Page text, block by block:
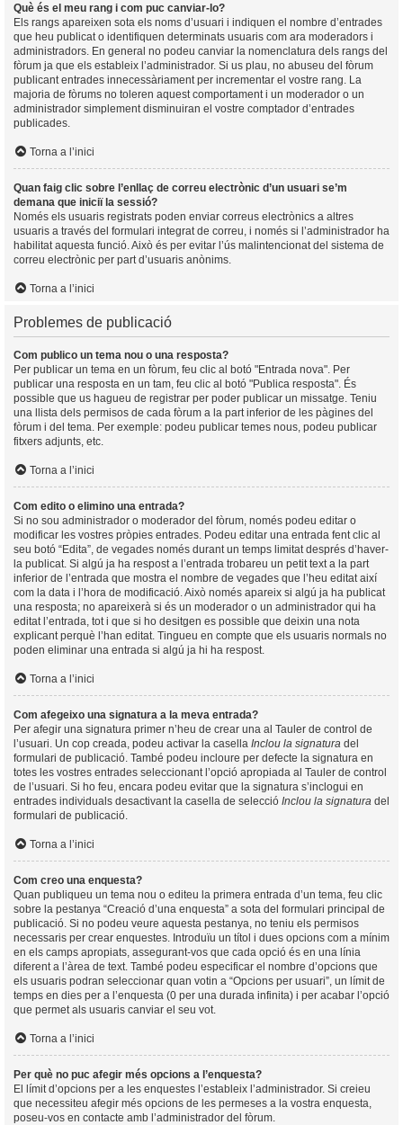
Què és el meu rang i com puc canviar-lo?
Els rangs apareixen sota els noms d’usuari i indiquen el nombre d’entrades
que heu publicat o identifiquen determinats usuaris com ara moderadors i
administradors. En general no podeu canviar la nomenclatura dels rangs del
fòrum ja que els estableix l’administrador. Si us plau, no abuseu del fòrum
publicant entrades innecessàriament per incrementar el vostre rang. La
majoria de fòrums no toleren aquest comportament i un moderador o un
administrador simplement disminuiran el vostre comptador d’entrades
publicades.
Torna a l’inici
Quan faig clic sobre l’enllaç de correu electrònic d’un usuari se’m
demana que iniciï la sessió?
Només els usuaris registrats poden enviar correus electrònics a altres
usuaris a través del formulari integrat de correu, i només si l’administrador ha
habilitat aquesta funció. Això és per evitar l’ús malintencionat del sistema de
correu electrònic per part d’usuaris anònims.
Torna a l’inici
Problemes de publicació
Com publico un tema nou o una resposta?
Per publicar un tema en un fòrum, feu clic al botó "Entrada nova". Per
publicar una resposta en un tam, feu clic al botó "Publica resposta". És
possible que us hagueu de registrar per poder publicar un missatge. Teniu
una llista dels permisos de cada fòrum a la part inferior de les pàgines del
fòrum i del tema. Per exemple: podeu publicar temes nous, podeu publicar
fitxers adjunts, etc.
Torna a l’inici
Com edito o elimino una entrada?
Si no sou administrador o moderador del fòrum, només podeu editar o
modificar les vostres pròpies entrades. Podeu editar una entrada fent clic al
seu botó “Edita”, de vegades només durant un temps limitat després d’haver-
la publicat. Si algú ja ha respost a l’entrada trobareu un petit text a la part
inferior de l’entrada que mostra el nombre de vegades que l’heu editat així
com la data i l’hora de modificació. Això només apareix si algú ja ha publicat
una resposta; no apareixerà si és un moderador o un administrador qui ha
editat l’entrada, tot i que si ho desitgen es possible que deixin una nota
explicant perquè l’han editat. Tingueu en compte que els usuaris normals no
poden eliminar una entrada si algú ja hi ha respost.
Torna a l’inici
Com afegeixo una signatura a la meva entrada?
Per afegir una signatura primer n’heu de crear una al Tauler de control de
l’usuari. Un cop creada, podeu activar la casella Inclou la signatura del
formulari de publicació. També podeu incloure per defecte la signatura en
totes les vostres entrades seleccionant l’opció apropiada al Tauler de control
de l’usuari. Si ho feu, encara podeu evitar que la signatura s’inclogui en
entrades individuals desactivant la casella de selecció Inclou la signatura del
formulari de publicació.
Torna a l’inici
Com creo una enquesta?
Quan publiqueu un tema nou o editeu la primera entrada d’un tema, feu clic
sobre la pestanya “Creació d’una enquesta” a sota del formulari principal de
publicació. Si no podeu veure aquesta pestanya, no teniu els permisos
necessaris per crear enquestes. Introduïu un títol i dues opcions com a mínim
en els camps apropiats, assegurant-vos que cada opció és en una línia
diferent a l’àrea de text. També podeu especificar el nombre d’opcions que
els usuaris podran seleccionar quan votin a “Opcions per usuari”, un límit de
temps en dies per a l’enquesta (0 per una durada infinita) i per acabar l’opció
que permet als usuaris canviar el seu vot.
Torna a l’inici
Per què no puc afegir més opcions a l’enquesta?
El límit d’opcions per a les enquestes l’estableix l’administrador. Si creieu
que necessiteu afegir més opcions de les permeses a la vostra enquesta,
poseu-vos en contacte amb l’administrador del fòrum.